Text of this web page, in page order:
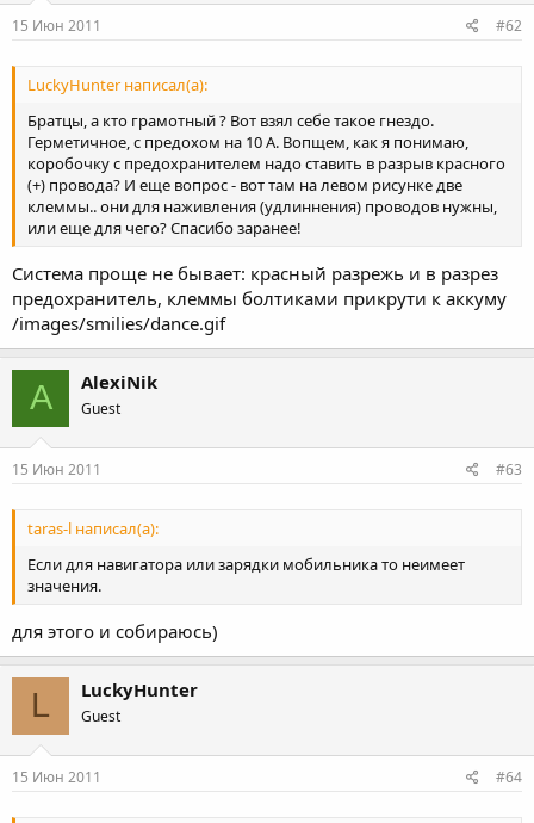
15 Июн 2011 #62
LuckyHunter написал(а):
Братцы, а кто грамотный ? Вот взял себе такое гнездо.
Герметичное, с предохом на 10 А. Вопщем, как я понимаю,
коробочку с предохранителем надо ставить в разрыв красного
(+) провода? И еще вопрос - вот там на левом рисунке две
клеммы.. они для наживления (удлиннения) проводов нужны,
или еще для чего? Спасибо заранее!
Система проще не бывает: красный разрежь и в разрез
предохранитель, клеммы болтиками прикрути к аккуму
/images/smilies/dance.gif
A AlexiNik
Guest
15 Июн 2011 #63
taras-l написал(а):
Если для навигатора или зарядки мобильника то неимеет
значения.
для этого и собираюсь)
L LuckyHunter
Guest
15 Июн 2011 #64